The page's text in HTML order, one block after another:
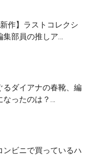
作】ラストコレクシ
集部員の推しア…
るダイアナの春靴、編
なったのは？…
ンビニで買っているハ